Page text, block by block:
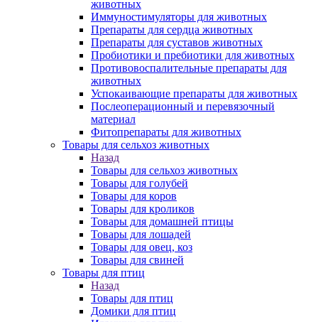
животных
Иммуностимуляторы для животных
Препараты для сердца животных
Препараты для суставов животных
Пробиотики и пребиотики для животных
Противовоспалительные препараты для
животных
Успокаивающие препараты для животных
Послеоперационный и перевязочный
материал
Фитопрепараты для животных
Товары для сельхоз животных
Назад
Товары для сельхоз животных
Товары для голубей
Товары для коров
Товары для кроликов
Товары для домашней птицы
Товары для лошадей
Товары для овец, коз
Товары для свиней
Товары для птиц
Назад
Товары для птиц
Домики для птиц